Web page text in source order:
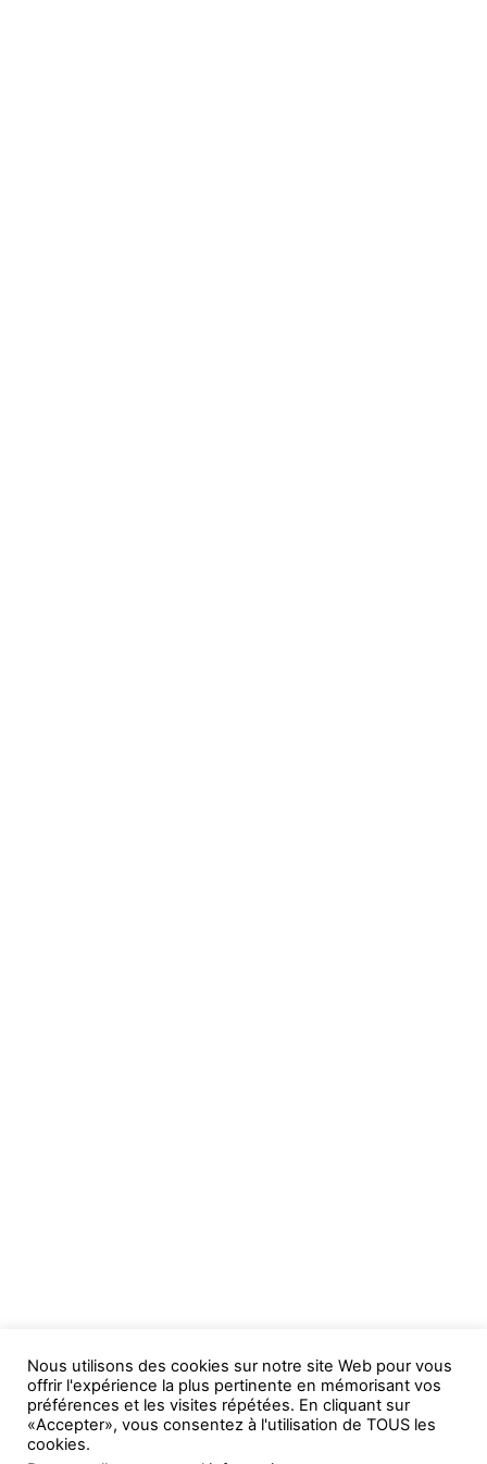
Nous utilisons des cookies sur notre site Web pour vous
offrir l'expérience la plus pertinente en mémorisant vos
préférences et les visites répétées. En cliquant sur
«Accepter», vous consentez à l'utilisation de TOUS les
cookies.